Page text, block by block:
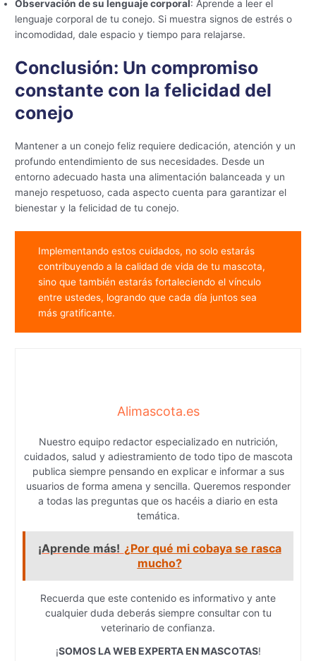
Observación de su lenguaje corporal: Aprende a leer el
lenguaje corporal de tu conejo. Si muestra signos de estrés o
incomodidad, dale espacio y tiempo para relajarse.
Conclusión: Un compromiso
constante con la felicidad del
conejo
Mantener a un conejo feliz requiere dedicación, atención y un
profundo entendimiento de sus necesidades. Desde un
entorno adecuado hasta una alimentación balanceada y un
manejo respetuoso, cada aspecto cuenta para garantizar el
bienestar y la felicidad de tu conejo.
Implementando estos cuidados, no solo estarás
contribuyendo a la calidad de vida de tu mascota,
sino que también estarás fortaleciendo el vínculo
entre ustedes, logrando que cada día juntos sea
más gratificante.
Alimascota.es
Nuestro equipo redactor especializado en nutrición,
cuidados, salud y adiestramiento de todo tipo de mascota
publica siempre pensando en explicar e informar a sus
usuarios de forma amena y sencilla. Queremos responder
a todas las preguntas que os hacéis a diario en esta
temática.
¡Aprende más! ¿Por qué mi cobaya se rasca
mucho?
Recuerda que este contenido es informativo y ante
cualquier duda deberás siempre consultar con tu
veterinario de confianza.
¡SOMOS LA WEB EXPERTA EN MASCOTAS!